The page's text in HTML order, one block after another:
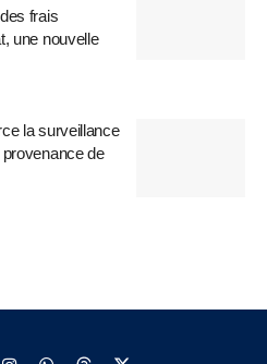
frais
une nouvelle
la surveillance
provenance de